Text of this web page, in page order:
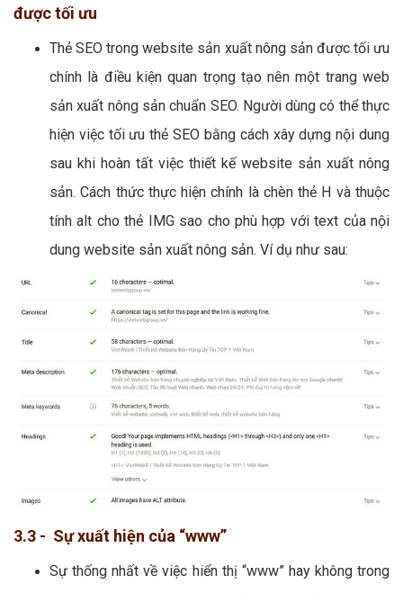
được tối ưu
Thẻ SEO trong website sản xuất nông sản được tối ưu
chính là điều kiện quan trọng tạo nên một trang web
sản xuất nông sản chuẩn SEO. Người dùng có thể thực
hiện việc tối ưu thẻ SEO bằng cách xây dựng nội dung
sau khi hoàn tất việc thiết kế website sản xuất nông
sản. Cách thức thực hiện chính là chèn thẻ H và thuộc
tính alt cho thẻ IMG sao cho phù hợp với text của nội
dung website sản xuất nông sản. Ví dụ như sau:
3.3 - Sự xuất hiện của “www”
Sự thống nhất về việc hiển thị “www” hay không trong